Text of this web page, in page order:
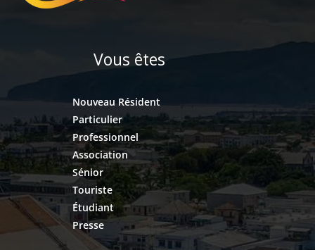
Vous êtes
Nouveau Résident
Particulier
Professionnel
Association
Sénior
Touriste
Étudiant
Presse